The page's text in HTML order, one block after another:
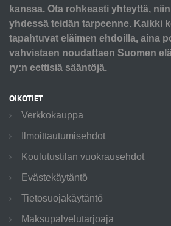
kanssa. Ota rohkeasti yhteyttä,
yhdessä teidän tarpeenne. Kaikki
tapahtuvat eläimen ehdoilla, aina
vahvistaen noudattaen Suomen
ry:n eettisiä sääntöjä.
OIKOTIET
Verkkokauppa
Ilmoittautumisehdot
Koulutustilan vuokrausehdot
Evästekäytäntö
Tietosuojakäytäntö
Maksupalvelutarjoaja